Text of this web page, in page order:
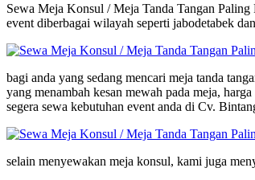
Sewa Meja Konsul / Meja Tanda Tangan Paling
event diberbagai wilayah seperti jabodetabek
bagi anda yang sedang mencari meja tanda
yang menambah kesan mewah pada meja,
segera sewa kebutuhan event anda di Cv.
selain menyewakan meja konsul, kami juga